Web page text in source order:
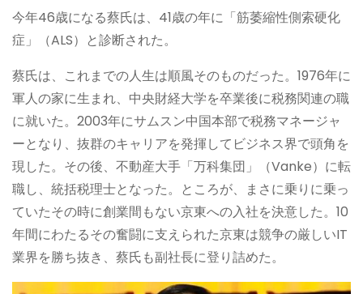
今年46歳になる蔡氏は、41歳の年に「筋萎縮性側索硬化
症」（ALS）と診断された。
蔡氏は、これまでの人生は順風そのものだった。1976年に
軍人の家に生まれ、中央財経大学を卒業後に税務関連の職
に就いた。2003年にサムスン中国本部で税務マネージャ
ーとなり、抜群のキャリアを発揮してビジネス界で頭角を
現した。その後、不動産大手「万科集団」（Vanke）に転
職し、統括税理士となった。ところが、まさに乗りに乗っ
ていたその時に創業間もない京東への入社を決意した。10
年間にわたるその奮闘に支えられた京東は競争の厳しいIT
業界を勝ち抜き、蔡氏も副社長に登り詰めた。